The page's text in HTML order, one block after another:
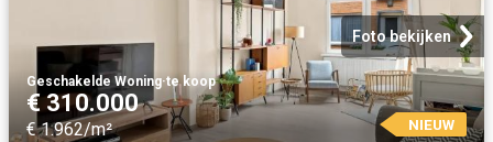
Foto bekijken
Geschakelde Woning·te koop
€ 310.000
€ 1.962/m² NIEUW